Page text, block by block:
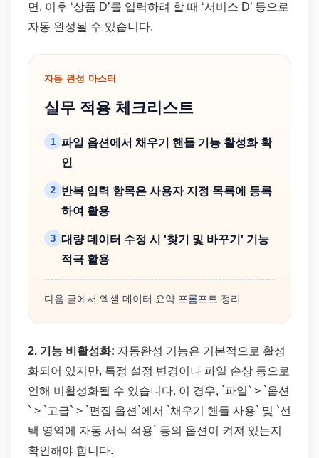
면, 이후 ‘상품 D’를 입력하려 할 때 ‘서비스 D’ 등으로
자동 완성될 수 있습니다.
자동 완성 마스터
실무 적용 체크리스트
1 파일 옵션에서 채우기 핸들 기능 활성화 확
인
2
반복 입력 항목은 사용자 지정 목록에 등록
하여 활용
3 대량 데이터 수정 시 '찾기 및 바꾸기' 기능
적극 활용
다음 글에서 엑셀 데이터 요약 프롬프트 정리
2. 기능 비활성화: 자동완성 기능은 기본적으로 활성
화되어 있지만, 특정 설정 변경이나 파일 손상 등으로
인해 비활성화될 수 있습니다. 이 경우, `파일` > `옵션
` > `고급` > `편집 옵션`에서 `채우기 핸들 사용` 및 `선
택 영역에 자동 서식 적용` 등의 옵션이 켜져 있는지
확인해야 합니다.